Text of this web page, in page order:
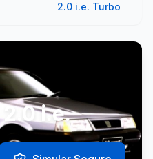
2.0 i.e. Turbo
i.e.